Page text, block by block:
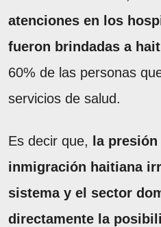
atenciones en los
fueron brindadas a
60% de las personas
servicios de salud.
Es decir que, la
inmigración haitiana
sistema y el sector
directamente la